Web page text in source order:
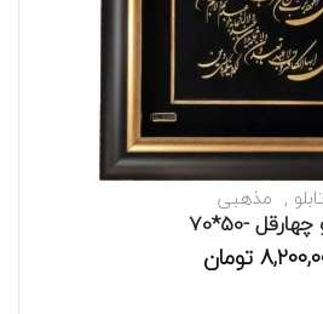
تابلو مذهبی
-50*70
تومان